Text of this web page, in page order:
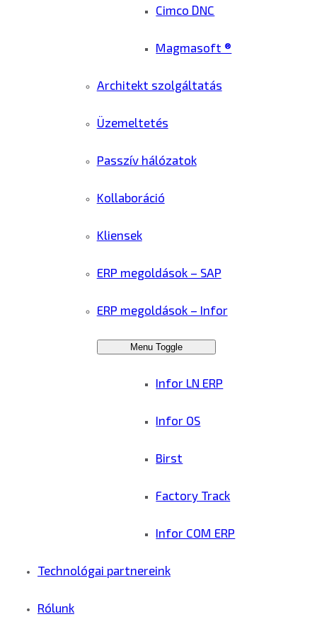
Cimco DNC
Magmasoft ®
Architekt szolgáltatás
Üzemeltetés
Passzív hálózatok
Kollaboráció
Kliensek
ERP megoldások – SAP
ERP megoldások – Infor
Menu Toggle
Infor LN ERP
Infor OS
Birst
Factory Track
Infor COM ERP
Technológai partnereink
Rólunk